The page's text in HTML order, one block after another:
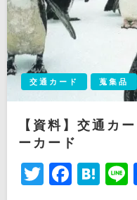
交通カード 蒐集品
【資料】交通カ
ーカード
Twitter